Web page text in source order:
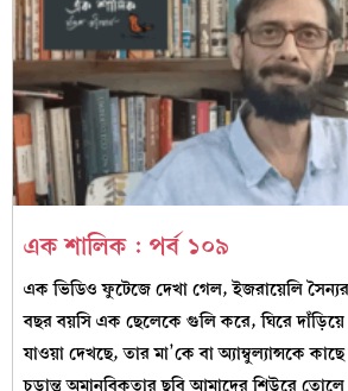
এক শালিক : পর্ব ১০৯
এক ভিডিও ফুটেজে দেখা গেল, ইজরায়েলি
বছর বয়সি এক ছেলেকে গুলি করে, ঘিরে দাঁড়িয়ে
যাওয়া দেখছে, তার মা’কে বা অ্যাম্বুল্যান্সকে